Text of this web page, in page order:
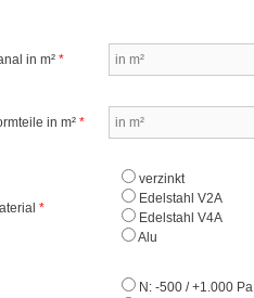
in m² *
in m² *
*
verzinkt
Edelstahl V2A
Edelstahl V4A
Alu
N: -500 / +1.000 Pa